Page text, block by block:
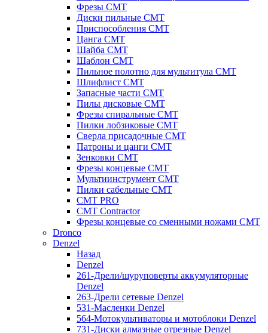
Фрезы CMT
Диски пильные CMT
Приспособления СМТ
Цанга CMT
Шайба CMT
Шаблон CMT
Пильное полотно для мультитула CMT
Шлифлист CMT
Запасные части CMT
Пилы дисковые CMT
Фрезы спиральные CMT
Пилки лобзиковые СМТ
Сверла присадочные СМТ
Патроны и цанги CMT
Зенковки СМТ
Фрезы концевые CMT
Мультиинструмент СМТ
Пилки сабельные СМТ
CMT PRO
CMT Contractor
Фрезы концевые со сменными ножами CMT
Dronco
Denzel
Назад
Denzel
261-Дрели/шуруповерты аккумуляторные
Denzel
263-Дрели сетевые Denzel
531-Масленки Denzel
564-Мотокультиваторы и мотоблоки Denzel
731-Диски алмазные отрезные Denzel